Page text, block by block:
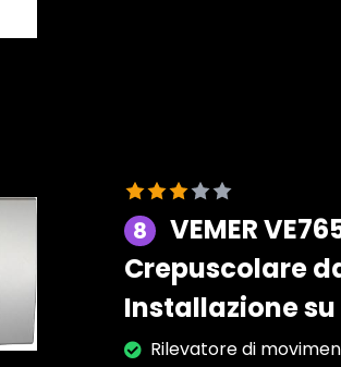
8
VEMER
Crepuscolare
Installazione
Rilevatore di